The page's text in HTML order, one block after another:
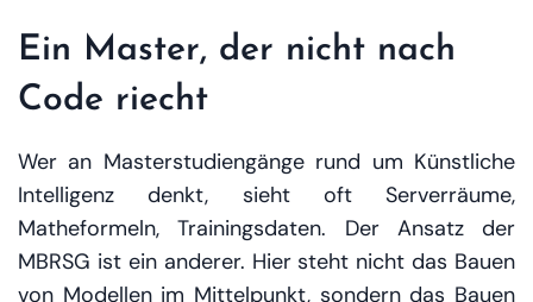
Ein Master, der nicht nach
Code riecht
Wer an Masterstudiengänge rund um Künstliche
Intelligenz denkt, sieht oft Serverräume,
Matheformeln, Trainingsdaten. Der Ansatz der
MBRSG ist ein anderer. Hier steht nicht das Bauen
von Modellen im Mittelpunkt, sondern das Bauen